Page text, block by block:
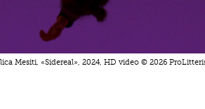
Mesiti, «Sidereal», 2024, HD video © 2026